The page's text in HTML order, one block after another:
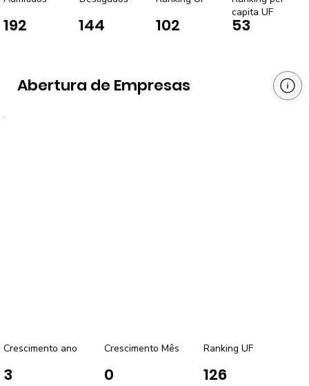
192 144 102 53
capita UF
Abertura de Empresas
3
Crescimento ano
0 126
Ranking UF
Crescimento Mês